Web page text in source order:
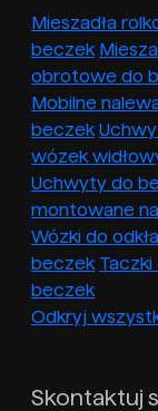
Mieszadła
beczek
obrotowe do
Mobilne
beczek
wózek
Uchwyty do
montowane
Wózki do
beczek Taczki
beczek
Odkryj
Skontaktuj